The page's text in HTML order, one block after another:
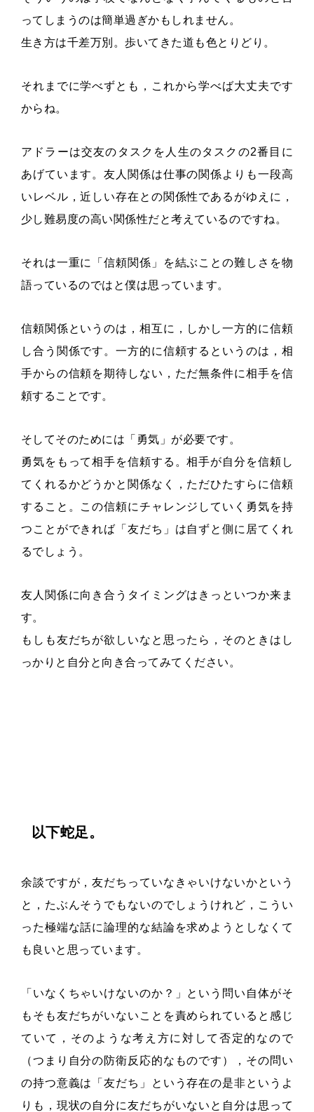
ってしまうのは簡単過ぎかもしれません。
生き方は千差万別。歩いてきた道も色とりどり。
それまでに学べずとも，これから学べば大丈夫です
からね。
アドラーは交友のタスクを人生のタスクの2番目に
あげています。友人関係は仕事の関係よりも一段高
いレベル，近しい存在との関係性であるがゆえに，
少し難易度の高い関係性だと考えているのですね。
それは一重に「信頼関係」を結ぶことの難しさを物
語っているのではと僕は思っています。
信頼関係というのは，相互に，しかし一方的に信頼
し合う関係です。一方的に信頼するというのは，相
手からの信頼を期待しない，ただ無条件に相手を信
頼することです。
そしてそのためには「勇気」が必要です。
勇気をもって相手を信頼する。相手が自分を信頼し
てくれるかどうかと関係なく，ただひたすらに信頼
すること。この信頼にチャレンジしていく勇気を持
つことができれば「友だち」は自ずと側に居てくれ
るでしょう。
友人関係に向き合うタイミングはきっといつか来ま
す。
もしも友だちが欲しいなと思ったら，そのときはし
っかりと自分と向き合ってみてください。
以下蛇足。
余談ですが，友だちっていなきゃいけないかという
と，たぶんそうでもないのでしょうけれど，こうい
った極端な話に論理的な結論を求めようとしなくて
も良いと思っています。
「いなくちゃいけないのか？」という問い自体がそ
もそも友だちがいないことを責められていると感じ
ていて，そのような考え方に対して否定的なので
（つまり自分の防衛反応的なものです），その問い
の持つ意義は「友だち」という存在の是非というよ
りも，現状の自分に友だちがいないと自分は思って